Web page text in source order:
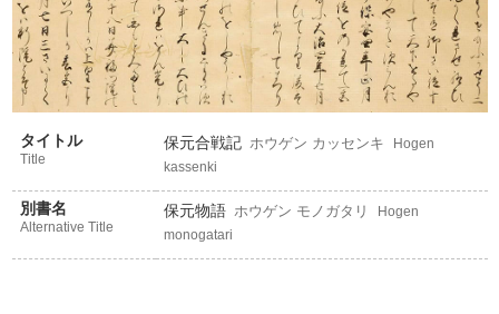
タイトル
Title
保元合戦記 ホウゲン カッセンキ
Hogen
kassenki
別書名
Alternative Title
保元物語 ホウゲン モノガタリ
Hogen
monogatari